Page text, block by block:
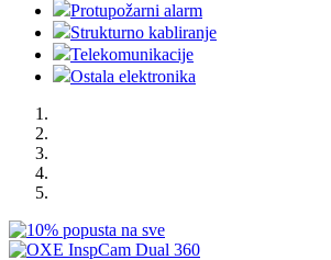
Protupožarni alarm
Strukturno kabliranje
Telekomunikacije
Ostala elektronika